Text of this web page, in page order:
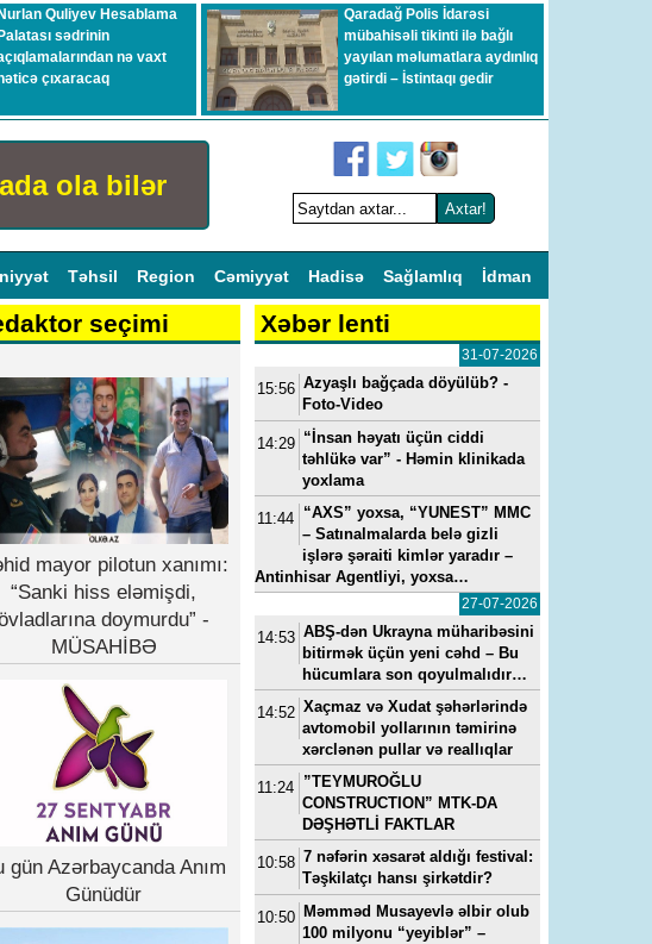
Nurlan Quliyev Hesablama
Palatası sədrinin
nə vaxt
çıxaracaq
Qaradağ Polis İdarəsi
mübahisəli tikinti ilə bağlı
yayılan məlumatlara aydınlıq
gətirdi – İstintaqı gedir
ola bilər
Təhsil Region Cəmiyyət Hadisə Sağlamlıq İdman
seçimi
mayor pilotun xanımı:
“Sanki hiss eləmişdi,
doymurdu” -
MÜSAHİBƏ
gün Azərbaycanda Anım
Günüdür
Xəbər lenti
31-07-2026
15:56 Azyaşlı bağçada döyülüb? -
Foto-Video
14:29 “İnsan həyatı üçün ciddi
təhlükə var” - Həmin klinikada
yoxlama
11:44 “AXS” yoxsa, “YUNEST” MMC
– Satınalmalarda belə gizli
işlərə şəraiti kimlər yaradır –
Antinhisar Agentliyi, yoxsa…
27-07-2026
14:53 ABŞ-dən Ukrayna müharibəsini
bitirmək üçün yeni cəhd – Bu
hücumlara son qoyulmalıdır…
14:52 Xaçmaz və Xudat şəhərlərində
avtomobil yollarının təmirinə
xərclənən pullar və reallıqlar
11:24 ”TEYMUROĞLU
CONSTRUCTION” MTK-DA
DƏŞHƏTLİ FAKTLAR
10:58 7 nəfərin xəsarət aldığı festival:
Təşkilatçı hansı şirkətdir?
10:50 Məmməd Musayevlə əlbir olub
100 milyonu “yeyiblər” –